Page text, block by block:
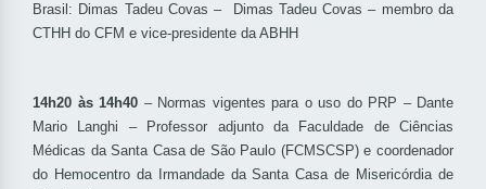
Brasil: Dimas Tadeu Covas – Dimas Tadeu Covas – membro da
CTHH do CFM e vice-presidente da ABHH
14h20 às 14h40 – Normas vigentes para o uso do PRP – Dante
Mario Langhi – Professor adjunto da Faculdade de Ciências
Médicas da Santa Casa de São Paulo (FCMSCSP) e coordenador
do Hemocentro da Irmandade da Santa Casa de Misericórdia de